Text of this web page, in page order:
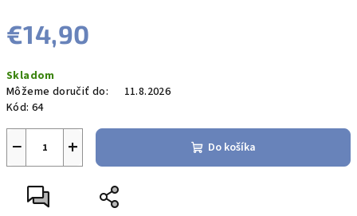
€14,90
cena:
Skladom
Môžeme doručiť do:
11.8.2026
Kód: 64
+
− Do košíka